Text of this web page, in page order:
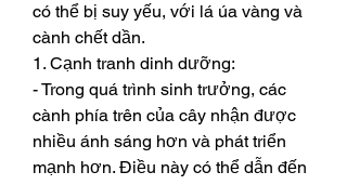
có thể bị suy yếu, với lá úa vàng và
cành chết dần.
1. Cạnh tranh dinh dưỡng:
- Trong quá trình sinh trưởng, các
cành phía trên của cây nhận được
nhiều ánh sáng hơn và phát triển
mạnh hơn. Điều này có thể dẫn đến